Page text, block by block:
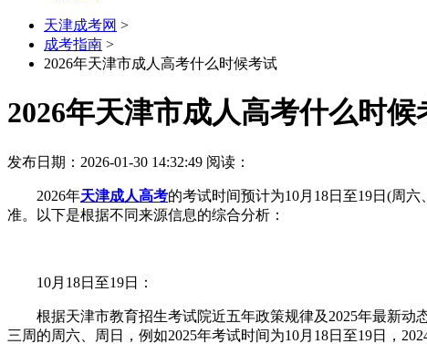
天津成考网 >
成考指南 >
2026年天津市成人高考什么时候考试
2026年天津市成人高考什么时候
发布日期：2026-01-30 14:32:49 阅读：
2026年天津成人高考的考试时间预计为10月18日至19日(周
准。以下是根据不同来源信息的综合分析：
10月18日至19日：
根据天津市教育招生考试院近五年政策规律及2025年最新动
三周的周六、周日，例如2025年考试时间为10月18日至19日，